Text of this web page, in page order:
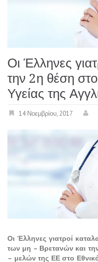
Οι Έλληνες
την 2η θέση
Υγείας της
14 Νοεμβρίου, 2017
Οι Έλληνες γιατροί
των μη – Βρετανών και
– μελών της ΕΕ στο